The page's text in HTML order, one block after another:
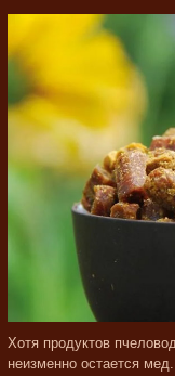
Хотя продуктов
неизменно остается